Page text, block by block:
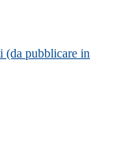
pubblicare in